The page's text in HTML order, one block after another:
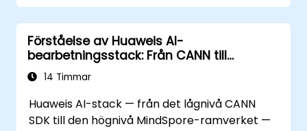
Förståelse av Huaweis AI-
bearbetningsstack: Från CANN till
MindSpore
14 Timmar
Huaweis AI-stack — från det lågnivå CANN
SDK till den högnivå MindSpore-ramverket —